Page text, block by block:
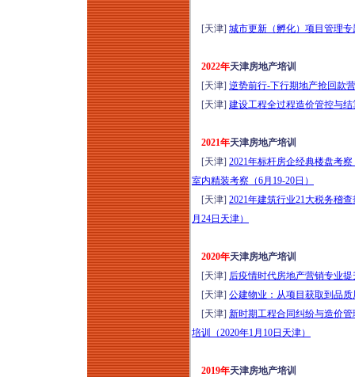
月13-14日成都）
新基建格局下工程项
目（DB&EPC）造价
管控、招采优化、结
算审计与争议破局高
级研修（2026年8月
13日昆明）
“十五五”规划基建领
域高质量发展：人工
智能+工程建设项目
全流程精益管控与风
险防范培训（2026年
8月13日昆明）
城市更新运营思维模
式全流程风险防范解
析与操盘实践分享培
训（2026年8月14-15
日武汉）
城市更新项目落地操
盘实战方案班（2026
[天津] 城市更新（孵化）项目管理
2022年天津房地产培训
[天津] 逆势前行-下行期地产抢回款
[天津] 建设工程全过程造价管控与
2021年天津房地产培训
[天津] 2021年标杆房企经典楼盘考
室内精装考察（6月19-20日）
[天津] 2021年建筑行业21大税务稽
月24日天津）
2020年天津房地产培训
[天津] 后疫情时代房地产营销专业
[天津] 公建物业：从项目获取到品
[天津] 新时期工程合同纠纷与造价
培训（2020年1月10日天津）
2019年天津房地产培训